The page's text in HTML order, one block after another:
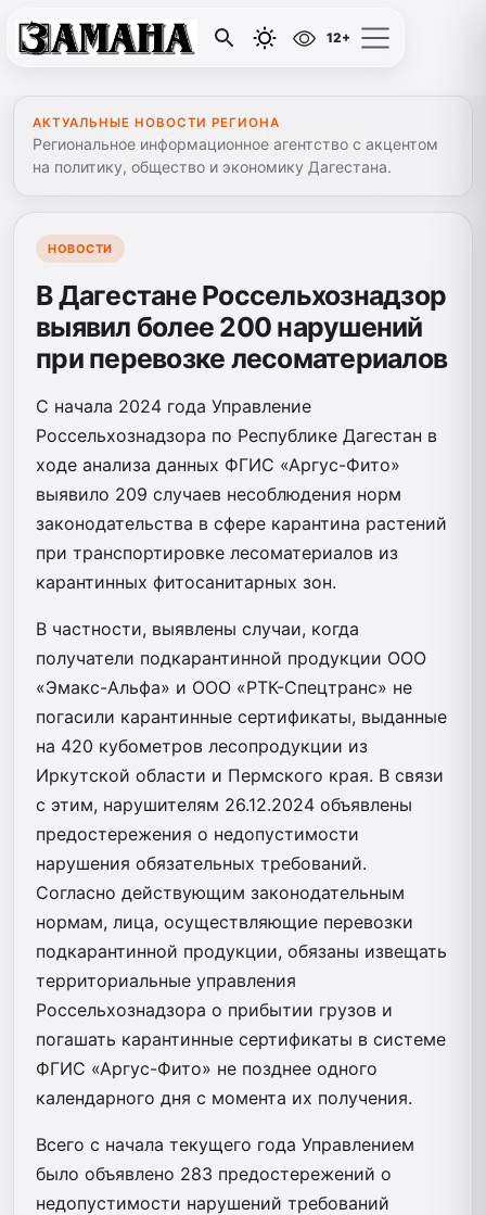
12+
АКТУАЛЬНЫЕ НОВОСТИ РЕГИОНА
Региональное информационное агентство с акцентом
на политику, общество и экономику Дагестана.
НОВОСТИ
В Дагестане Россельхознадзор
выявил более 200 нарушений
при перевозке лесоматериалов
С начала 2024 года Управление
Россельхознадзора по Республике Дагестан в
ходе анализа данных ФГИС «Аргус-Фито»
выявило 209 случаев несоблюдения норм
законодательства в сфере карантина растений
при транспортировке лесоматериалов из
карантинных фитосанитарных зон.
В частности, выявлены случаи, когда
получатели подкарантинной продукции ООО
«Эмакс-Альфа» и ООО «РТК-Спецтранс» не
погасили карантинные сертификаты, выданные
на 420 кубометров лесопродукции из
Иркутской области и Пермского края. В связи
с этим, нарушителям 26.12.2024 объявлены
предостережения о недопустимости
нарушения обязательных требований.
Согласно действующим законодательным
нормам, лица, осуществляющие перевозки
подкарантинной продукции, обязаны извещать
территориальные управления
Россельхознадзора о прибытии грузов и
погашать карантинные сертификаты в системе
ФГИС «Аргус-Фито» не позднее одного
календарного дня с момента их получения.
Всего с начала текущего года Управлением
было объявлено 283 предостережений о
недопустимости нарушений требований